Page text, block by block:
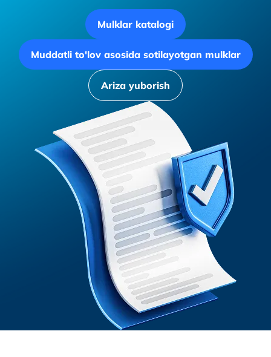
Mulklar katalogi
Muddatli to'lov asosida sotilayotgan mulklar
Ariza yuborish